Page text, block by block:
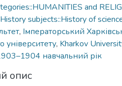
and
subjects::History of
, Імператорський
університету, Kharkov
навчальний рік
опис